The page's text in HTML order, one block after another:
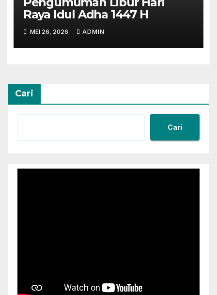
Raya Idul Adha 1447 H
MEI 26, 2026 ADMIN
Cari
Cari